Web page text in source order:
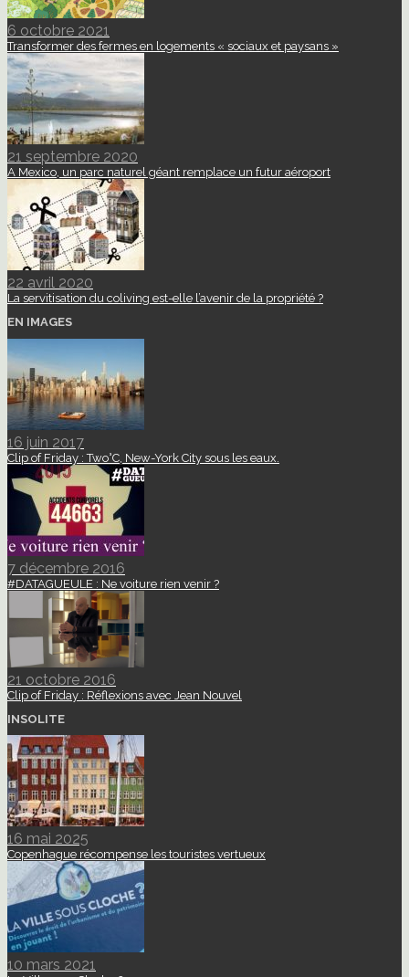
6 octobre 2021
Transformer des fermes en logements « sociaux et paysans »
21 septembre 2020
A Mexico, un parc naturel géant remplace un futur aéroport
22 avril 2020
La servitisation du coliving est-elle l’avenir de la propriété ?
EN IMAGES
16 juin 2017
Clip of Friday : Two°C, New-York City sous les eaux.
7 décembre 2016
#DATAGUEULE : Ne voiture rien venir ?
21 octobre 2016
Clip of Friday : Réflexions avec Jean Nouvel
INSOLITE
16 mai 2025
Copenhague récompense les touristes vertueux
10 mars 2021